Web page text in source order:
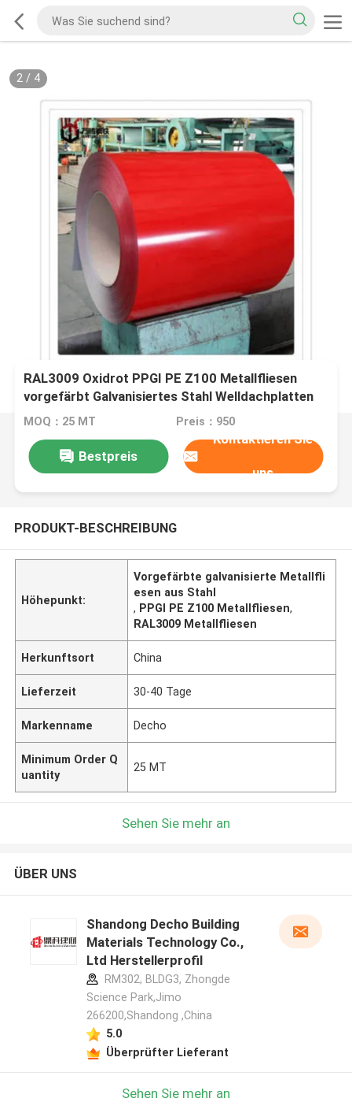
2/ 4
RAL3009 Oxidrot PPGI PE Z100 Metallfliesen
vorgefärbt Galvanisiertes Stahl Welldachplatten
Blätter Fliesen Wandverkleidung
MOQ：25 MT Preis：950
Bestpreis
Kontaktieren Sie
uns
PRODUKT-BESCHREIBUNG
Höhepunkt:
Vorgefärbte galvanisierte Metallfli
esen aus Stahl
, PPGI PE Z100 Metallfliesen,
RAL3009 Metallfliesen
Herkunftsort China
Lieferzeit 30-40 Tage
Markenname Decho
Minimum Order Q
uantity
25 MT
Sehen Sie mehr an
ÜBER UNS
Shandong Decho Building
Materials Technology Co.,
Ltd Herstellerprofil
RM302, BLDG3, Zhongde
Science Park,Jimo
266200,Shandong ,China
5.0
Überprüfter Lieferant
Sehen Sie mehr an